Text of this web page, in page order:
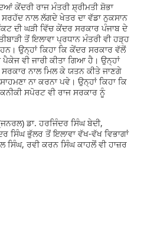
ਕੇਂਦਰੀ ਰਾਜ ਮੰਤਰੀ ਸ਼੍ਰੀਮਤੀ ਸ਼ੋਭਾ
ਨਾਲ ਲੱਗਦੇ ਖੇਤਰ ਦਾ ਵੱਡਾ ਨੁਕਸਾਨ
ਦੀ ਘੜੀ ਵਿੱਚ ਕੇਂਦਰ ਸਰਕਾਰ ਪੰਜਾਬ ਦੇ
ਤੋਂ ਇਲਾਵਾ ਪ੍ਰਧਾਨ ਮੰਤਰੀ ਵੀ ਹੜ੍ਹ
ਉਨ੍ਹਾਂ ਕਿਹਾ ਕਿ ਕੇਂਦਰ ਸਰਕਾਰ ਵੱਲੋਂ
ਵੀ ਜਾਰੀ ਕੀਤਾ ਗਿਆ ਹੈ। ਉਨ੍ਹਾਂ
ਨਾਲ ਮਿਲ ਕੇ ਯਤਨ ਕੀਤੇ ਜਾਣਗੇ
ਨਾ ਕਰਨਾ ਪਵੇ। ਉਨ੍ਹਾਂ ਕਿਹਾ ਕਿ
ਸਪੋਰਟ ਵੀ ਰਾਜ ਸਰਕਾਰ ਨੂੰ
ਡਾ. ਹਰਜਿੰਦਰ ਸਿੰਘ ਬੇਦੀ,
ਸਿੰਘ ਭੁੱਲਰ ਤੋਂ ਇਲਾਵਾ ਵੱਖ-ਵੱਖ ਵਿਭਾਗਾਂ
ਰਵੀ ਕਰਨ ਸਿੰਘ ਕਾਹਲੋਂ ਵੀ ਹਾਜ਼ਰ